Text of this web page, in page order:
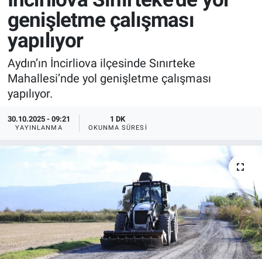
genişletme çalışması
yapılıyor
Aydın’ın İncirliova ilçesinde Sınırteke
Mahallesi’nde yol genişletme çalışması
yapılıyor.
30.10.2025 - 09:21
YAYINLANMA
1 DK
OKUNMA SÜRESI